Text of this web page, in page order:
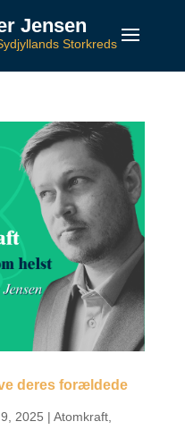
Jensen
Storkreds
deres forældede
2025 | Atomkraft,